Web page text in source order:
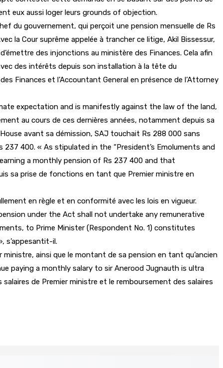
eux aussi loger leurs grounds of objection.
du gouvernement, qui perçoit une pension mensuelle de Rs
la Cour suprême appelée à trancher ce litige, Akil Bissessur,
des injonctions au ministère des Finances. Cela afin
des intérêts depuis son installation à la tête du
Finances et l’Accountant General en présence de l’Attorney
expectation and is manifestly against the law of the land,
au cours de ces dernières années, notamment depuis sa
avant sa démission, SAJ touchait Rs 288 000 sans
237 400. « As stipulated in the “President’s Emoluments and
a monthly pension of Rs 237 400 and that
sa prise de fonctions en tant que Premier ministre en
en règle et en conformité avec les lois en vigueur.
under the Act shall not undertake any remunerative
to Prime Minister (Respondent No. 1) constitutes
s’appesantit-il.
ainsi que le montant de sa pension en tant qu’ancien
paying a monthly salary to sir Anerood Jugnauth is ultra
de Premier ministre et le remboursement des salaires